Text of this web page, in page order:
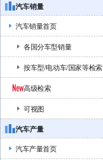
汽车销量
汽车销量首页
各国分车型销量
按车型/电动车/国家等检索
高级检索
可视图
汽车产量
汽车产量首页